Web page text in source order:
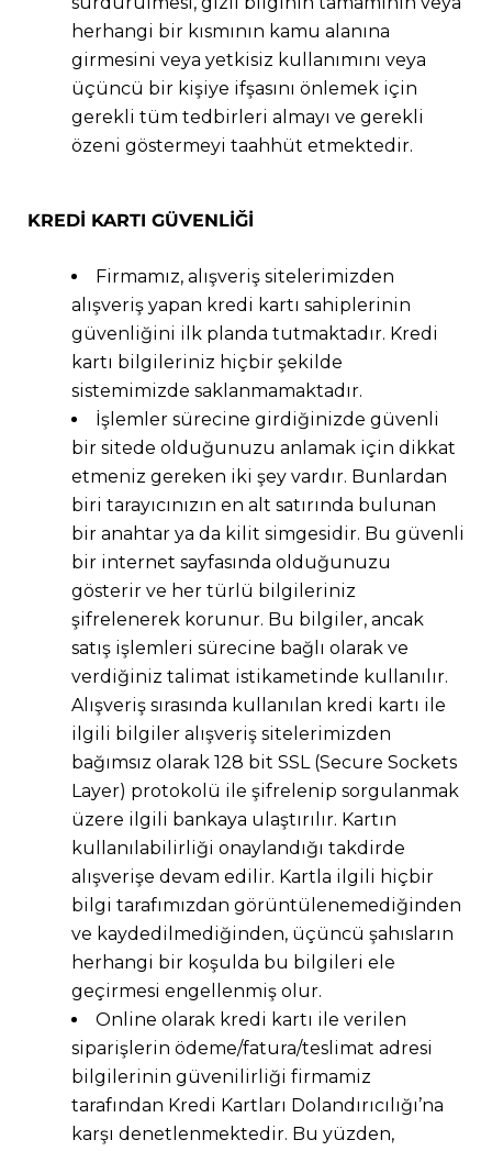
herhangi bir kısmının kamu alanına
girmesini veya yetkisiz kullanımını veya
üçüncü bir kişiye ifşasını önlemek için
gerekli tüm tedbirleri almayı ve gerekli
özeni göstermeyi taahhüt etmektedir.
KREDİ KARTI GÜVENLİĞİ
Firmamız, alışveriş sitelerimizden
alışveriş yapan kredi kartı sahiplerinin
güvenliğini ilk planda tutmaktadır. Kredi
kartı bilgileriniz hiçbir şekilde
sistemimizde saklanmamaktadır.
İşlemler sürecine girdiğinizde güvenli
bir sitede olduğunuzu anlamak için dikkat
etmeniz gereken iki şey vardır. Bunlardan
biri tarayıcınızın en alt satırında bulunan
bir anahtar ya da kilit simgesidir. Bu güvenli
bir internet sayfasında olduğunuzu
gösterir ve her türlü bilgileriniz
şifrelenerek korunur. Bu bilgiler, ancak
satış işlemleri sürecine bağlı olarak ve
verdiğiniz talimat istikametinde kullanılır.
Alışveriş sırasında kullanılan kredi kartı ile
ilgili bilgiler alışveriş sitelerimizden
bağımsız olarak 128 bit SSL (Secure Sockets
Layer) protokolü ile şifrelenip sorgulanmak
üzere ilgili bankaya ulaştırılır. Kartın
kullanılabilirliği onaylandığı takdirde
alışverişe devam edilir. Kartla ilgili hiçbir
bilgi tarafımızdan görüntülenemediğinden
ve kaydedilmediğinden, üçüncü şahısların
herhangi bir koşulda bu bilgileri ele
geçirmesi engellenmiş olur.
Online olarak kredi kartı ile verilen
siparişlerin ödeme/fatura/teslimat adresi
bilgilerinin güvenilirliği firmamiz
tarafından Kredi Kartları Dolandırıcılığı’na
karşı denetlenmektedir. Bu yüzden,